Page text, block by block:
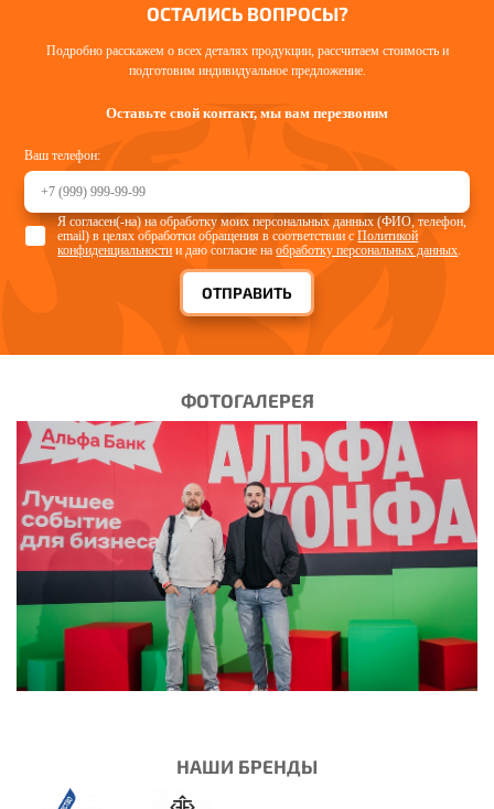
ОСТАЛИСЬ ВОПРОСЫ?
Подробно расскажем о всех деталях продукции, рассчитаем стоимость и
подготовим индивидуальное предложение.
Оставьте свой контакт, мы вам перезвоним
Ваш телефон:
ОТПРАВИТЬ
Я согласен(-на) на обработку моих персональных данных (ФИО, телефон,
email) в целях обработки обращения в соответствии сПолитикой
конфиденциальности и даю согласие наобработку персональных данных
ФОТОГАЛЕРЕЯ
НАШИ БРЕНДЫ